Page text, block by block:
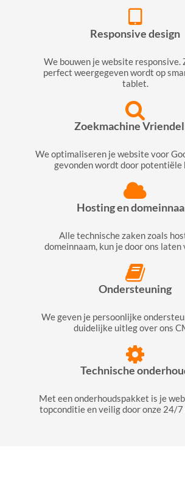
Responsive design
We bouwen je website responsive.
perfect weergegeven wordt op
tablet.
Zoekmachine
We optimaliseren je website voor
gevonden wordt door potentiële
Hosting en
Alle technische zaken zoals
domeinnaam, kun je door ons laten
Ondersteuning
We geven je persoonlijke
duidelijke uitleg over ons
Technische
Met een onderhoudspakket is je
topconditie en veilig door onze 24/7